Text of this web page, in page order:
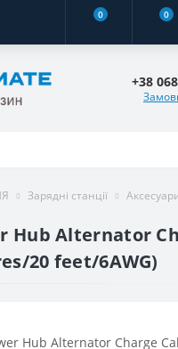
0 0
+38
Зарядні станції
Hub Alternator
20 feet/6AWG)